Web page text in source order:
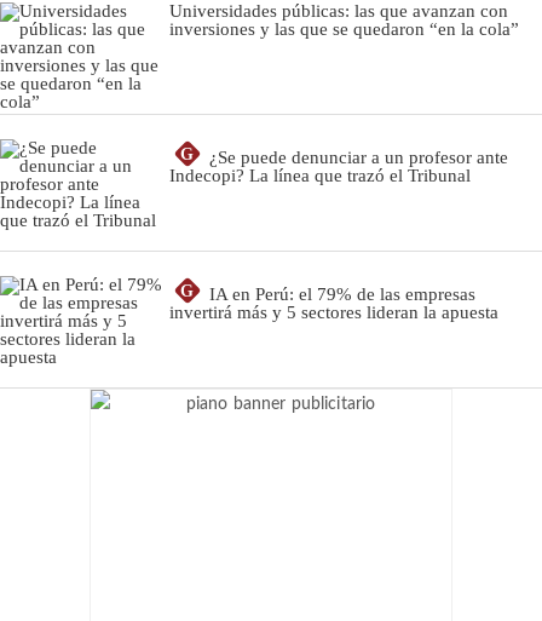
Universidades públicas: las que avanzan con
inversiones y las que se quedaron “en la cola”
G
¿Se puede denunciar a un profesor ante
Indecopi? La línea que trazó el Tribunal
G
IA en Perú: el 79% de las empresas
invertirá más y 5 sectores lideran la apuesta